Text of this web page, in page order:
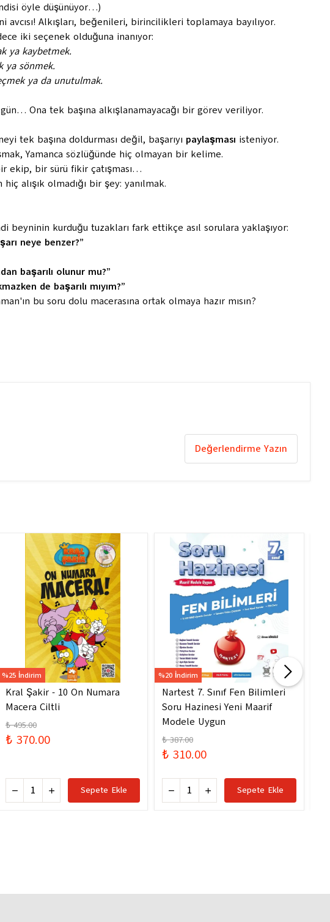
öyle düşünüyor…)
avcısı! Alkışları, beğenileri, birincilikleri toplamaya bayılıyor.
iki seçenek olduğuna inanıyor:
ya kaybetmek.
ya sönmek.
ya da unutulmak.
Ona tek başına alkışlanamayacağı bir görev veriliyor.
tek başına doldurması değil, başarıyı paylaşması isteniyor.
Yamanca sözlüğünde hiç olmayan bir kelime.
ekip, bir sürü fikir çatışması…
hiç alışık olmadığı bir şey: yanılmak.
beyninin kurduğu tuzakları fark ettikçe asıl sorulara yaklaşıyor:
neye benzer?”
başarılı olunur mu?”
de başarılı mıyım?”
bu soru dolu macerasına ortak olmaya hazır mısın?
Değerlendirme Yazın
%25 İndirim
Kral Şakir - 10 On Numara
Macera Ciltli
₺ 495.00
₺ 370.00
Sepete Ekle
%20 İndirim
Nartest 7. Sınıf Fen Bilimleri
Soru Hazinesi Yeni Maarif
Modele Uygun
₺ 387.00
₺ 310.00
Sepete Ekle